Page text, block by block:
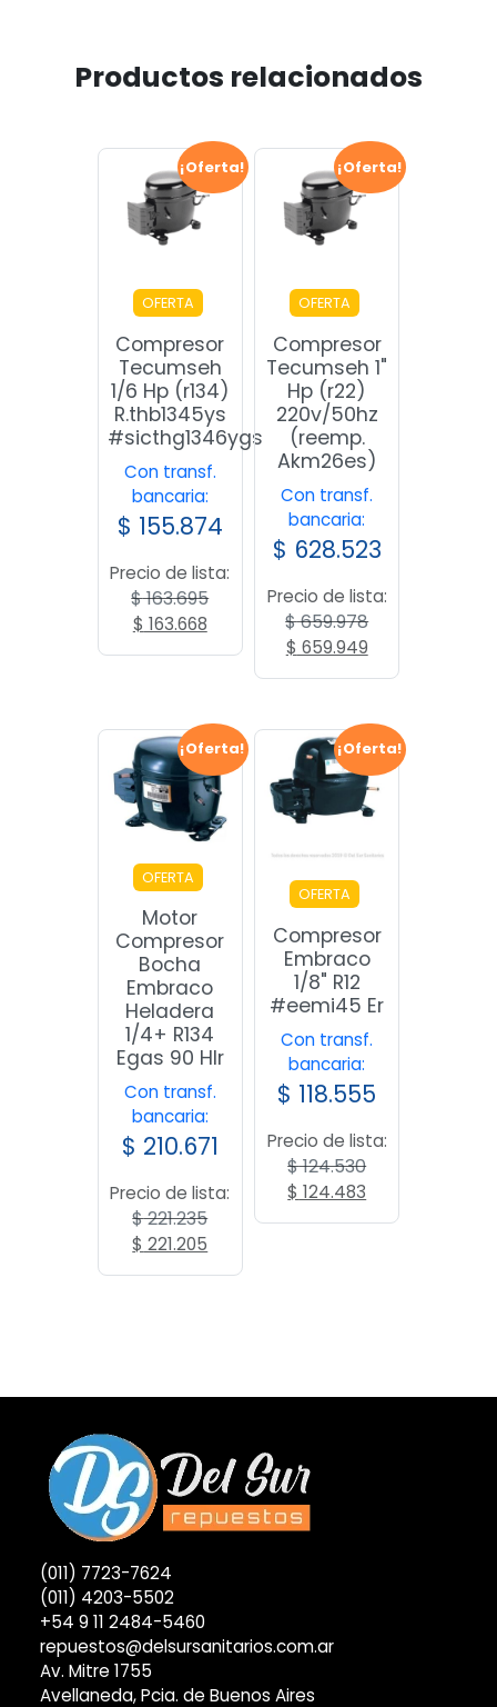
Productos relacionados
¡Oferta!
OFERTA
Compresor
Tecumseh
1/6 Hp (r134)
R.thb1345ys
#sicthg1346ygs
Con transf.
bancaria:
$ 155.874
Precio de lista:
$163.695
El
$ 163.695.
$ 163.668El
precio
actual
$ 163.668.
¡Oferta!
OFERTA
Compresor
Tecumseh 1"
Hp (r22)
220v/50hz
(reemp.
Akm26es)
Con transf.
bancaria:
$ 628.523
Precio de lista:
$659.978
El
$ 659.978.
$ 659.949El
precio
es:
$ 659.949.
¡Oferta!
OFERTA
Motor
Compresor
Bocha
Embraco
Heladera
1/4+ R134
Egas 90 Hlr
Con transf.
bancaria:
$ 210.671
Precio de lista:
$221.235
El
$ 221.205
precio
¡Oferta!
OFERTA
Compresor
Embraco
1/8" R12
#eemi45 Er
Con transf.
bancaria:
$ 118.555
Precio de lista:
$124.530
El
$ 124.483
precio
(011) 7723-7624
(011) 4203-5502
+54 9 11 2484-5460
repuestos@delsursanitarios.com.ar
Av. Mitre 1755
Avellaneda, Pcia. de Buenos Aires